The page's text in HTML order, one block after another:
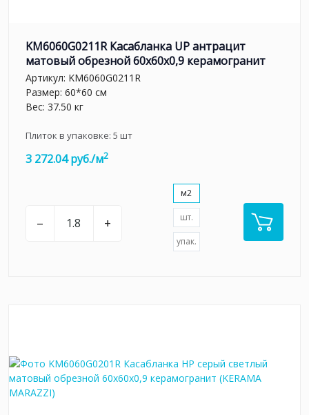
KM6060G0211R Касабланка UP антрацит
матовый обрезной 60x60x0,9 керамогранит
Артикул: KM6060G0211R
Размер: 60*60 см
Вес: 37.50 кг
Плиток в упаковке: 5 шт
3 272.04 руб./м2
– +
м2
шт.
упак.